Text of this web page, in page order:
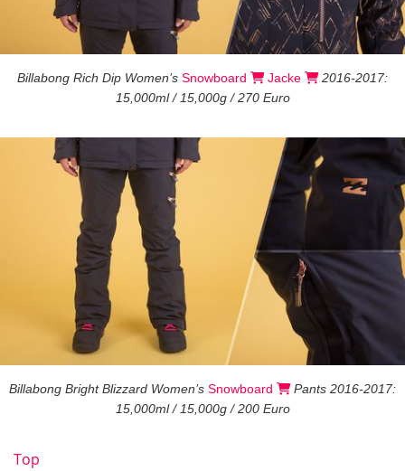
Billabong Rich Dip Women’s Snowboard Jacke
2016-2017:
15,000ml / 15,000g / 270 Euro
Billabong Bright Blizzard Women’s Snowboard
Pants 2016-2017:
15,000ml / 15,000g / 200 Euro
Top